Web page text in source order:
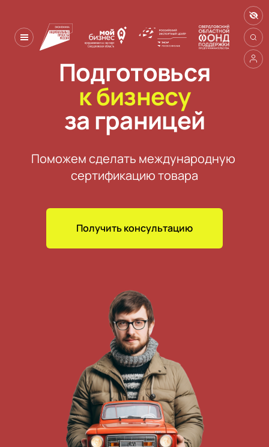
Подготовься
к бизнесу
за границей
Поможем сделать международную
сертификацию товара
Получить консультацию